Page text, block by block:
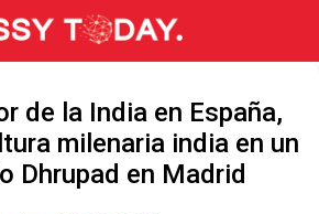
de la India en España,
milenaria india en un
Dhrupad en Madrid